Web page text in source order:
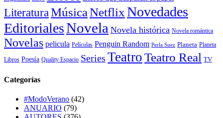
LiteraturaMúsicaNetflixNovedades
EditorialesNovela Novela histórica Novela romántica
Novelas pelicula Películas Penguin Random Perla Suez Planeta Planeta
Libros Poesía Quality Espacio Series TeatroTeatro Real TV
Categorías
#ModoVerano (42)
ANUARIO (79)